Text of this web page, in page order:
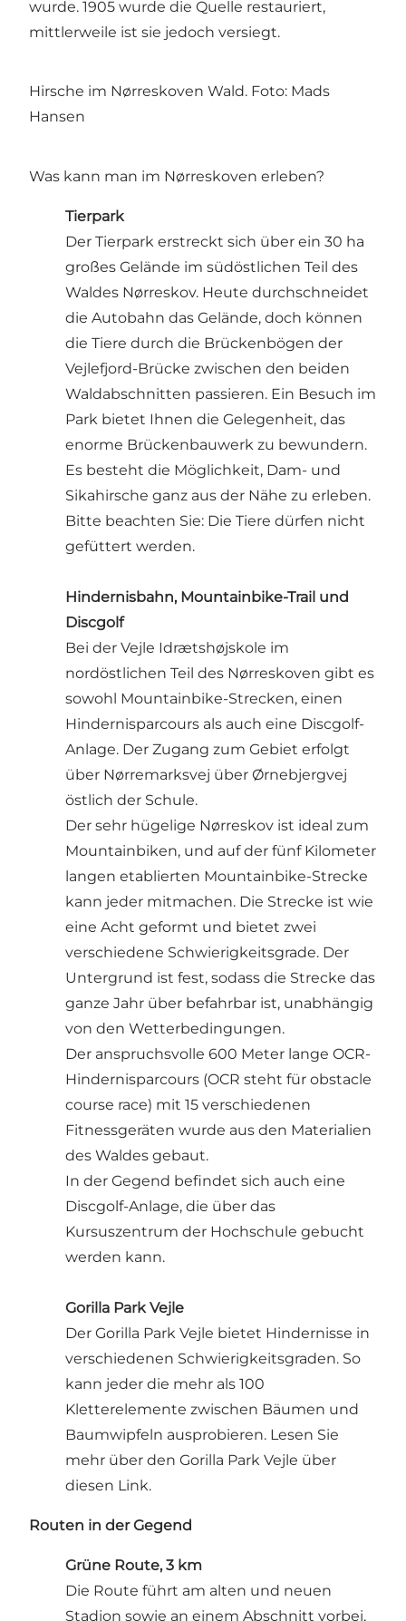
wurde. 1905 wurde die Quelle restauriert,
mittlerweile ist sie jedoch versiegt.
Hirsche im Nørreskoven Wald. Foto: Mads
Hansen
Was kann man im Nørreskoven erleben?
Tierpark
Der Tierpark erstreckt sich über ein 30 ha
großes Gelände im südöstlichen Teil des
Waldes Nørreskov. Heute durchschneidet
die Autobahn das Gelände, doch können
die Tiere durch die Brückenbögen der
Vejlefjord-Brücke zwischen den beiden
Waldabschnitten passieren. Ein Besuch im
Park bietet Ihnen die Gelegenheit, das
enorme Brückenbauwerk zu bewundern.
Es besteht die Möglichkeit, Dam- und
Sikahirsche ganz aus der Nähe zu erleben.
Bitte beachten Sie: Die Tiere dürfen nicht
gefüttert werden.
Hindernisbahn, Mountainbike-Trail und
Discgolf
Bei der Vejle Idrætshøjskole im
nordöstlichen Teil des Nørreskoven gibt es
sowohl Mountainbike-Strecken, einen
Hindernisparcours als auch eine Discgolf-
Anlage. Der Zugang zum Gebiet erfolgt
über Nørremarksvej über Ørnebjergvej
östlich der Schule.
Der sehr hügelige Nørreskov ist ideal zum
Mountainbiken, und auf der fünf Kilometer
langen etablierten Mountainbike-Strecke
kann jeder mitmachen. Die Strecke ist wie
eine Acht geformt und bietet zwei
verschiedene Schwierigkeitsgrade. Der
Untergrund ist fest, sodass die Strecke das
ganze Jahr über befahrbar ist, unabhängig
von den Wetterbedingungen.
Der anspruchsvolle 600 Meter lange OCR-
Hindernisparcours (OCR steht für obstacle
course race) mit 15 verschiedenen
Fitnessgeräten wurde aus den Materialien
des Waldes gebaut.
In der Gegend befindet sich auch eine
Discgolf-Anlage, die über das
Kursuszentrum der Hochschule gebucht
werden kann.
Gorilla Park Vejle
Der Gorilla Park Vejle bietet Hindernisse in
verschiedenen Schwierigkeitsgraden. So
kann jeder die mehr als 100
Kletterelemente zwischen Bäumen und
Baumwipfeln ausprobieren. Lesen Sie
mehr über den Gorilla Park Vejle über
diesen Link.
Routen in der Gegend
Grüne Route, 3 km
Die Route führt am alten und neuen
Stadion sowie an einem Abschnitt vorbei,